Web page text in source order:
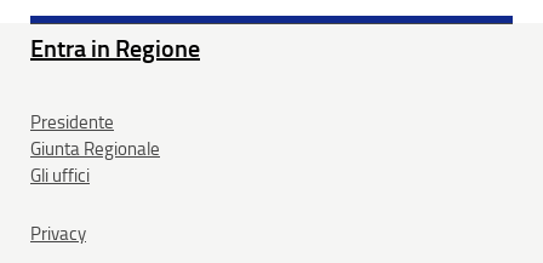
Entra in Regione
Presidente
Giunta Regionale
Gli uffici
Privacy